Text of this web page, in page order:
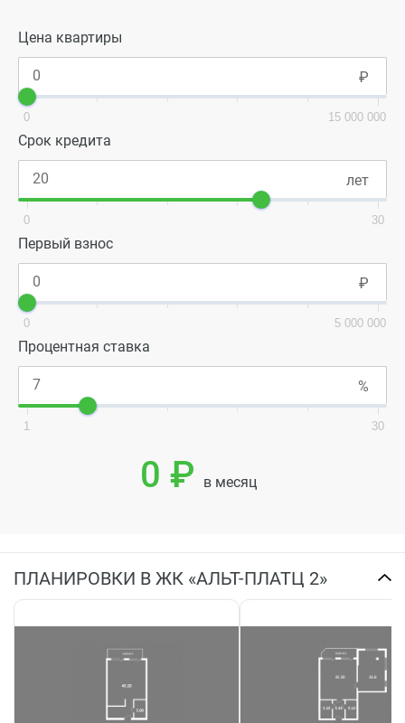
Цена квартиры
0 15 000 000
Срок кредита
0 30
Первый взнос
0 5 000 000
Процентная ставка
1 30
0 ₽ в месяц
ПЛАНИРОВКИ В ЖК «АЛЬТ-ПЛАТЦ 2»